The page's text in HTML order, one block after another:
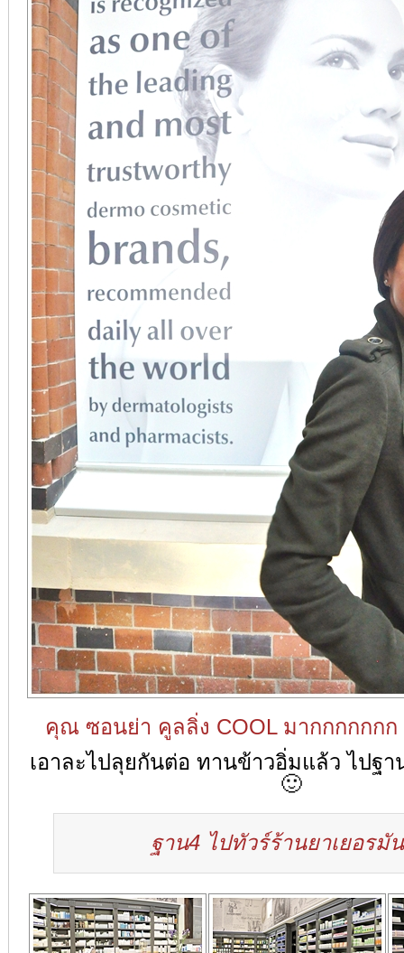
คุณ ซอนย่า คูลลิ่ง COOL มากกกกกกก
เอาละไปลุยกันต่อ ทานข้าวอิ่มแล้ว ไปฐ
🙂
ฐาน4 ไปทัวร์ร้านยาเยอรมั